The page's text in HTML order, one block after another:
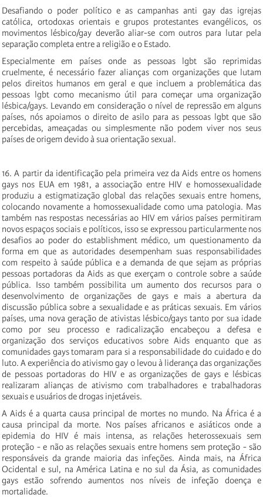
Desafiando o poder político e as campanhas anti gay das igrejas
católica, ortodoxas orientais e grupos protestantes evangélicos, os
movimentos lésbico/gay deverão aliar-se com outros para lutar pela
separação completa entre a religião e o Estado.
Especialmente em países onde as pessoas lgbt são reprimidas
cruelmente, é necessário fazer alianças com organizações que lutam
pelos direitos humanos em geral e que incluem a problemática das
pessoas lgbt como mecanismo útil para começar uma organização
lésbica/gays. Levando em consideração o nível de repressão em alguns
países, nós apoiamos o direito de asilo para as pessoas lgbt que são
percebidas, ameaçadas ou simplesmente não podem viver nos seus
países de origem devido à sua orientação sexual.
16. A partir da identificação pela primeira vez da Aids entre os homens
gays nos EUA em 1981, a associação entre HIV e homossexualidade
produziu a estigmatização global das relações sexuais entre homens,
colocando novamente a homossexualidade como uma patologia. Mas
também nas respostas necessárias ao HIV em vários países permitiram
novos espaços sociais e políticos, isso se expressou particularmente nos
desafios ao poder do establishment médico, um questionamento da
forma em que as autoridades desempenham suas responsabilidades
com respeito à saúde pública e a demanda de que sejam as próprias
pessoas portadoras da Aids as que exerçam o controle sobre a saúde
pública. Isso também possibilita um aumento dos recursos para o
desenvolvimento de organizações de gays e mais a abertura da
discussão pública sobre a sexualidade e as práticas sexuais. Em vários
países, uma nova geração de ativistas lésbico/gays tanto por sua idade
como por seu processo e radicalização encabeçou a defesa e
organização dos serviços educativos sobre Aids enquanto que as
comunidades gays tomaram para si a responsabilidade do cuidado e do
luto. A experiência do ativismo gay o levou à liderança das organizações
de pessoas portadoras do HIV e as organizações de gays e lésbicas
realizaram alianças de ativismo com trabalhadores e trabalhadoras
sexuais e usuários de drogas injetáveis.
A Aids é a quarta causa principal de mortes no mundo. Na África é a
causa principal da morte. Nos países africanos e asiáticos onde a
epidemia do HIV é mais intensa, as relações heterossexuais sem
proteção - e não as relações sexuais entre homens sem proteção - são
responsáveis da grande maioria das infeções. Ainda mais, na África
Ocidental e sul, na América Latina e no sul da Ásia, as comunidades
gays estão sofrendo aumentos nos níveis de infeção doença e
mortalidade.